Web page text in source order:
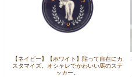
【ネイビー】【ホワイト】貼って自在にカ
スタマイズ。オシャレでかわいい馬のステ
ッカー。